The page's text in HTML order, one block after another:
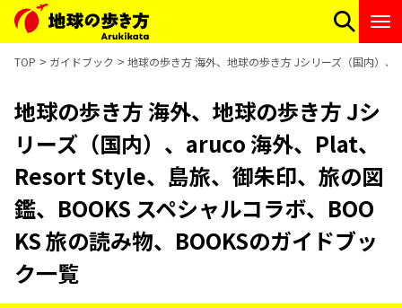
TOP ガイドブック 地球の歩き方 海外、地球の歩き方 Jシリーズ（国内）
地球の歩き方 海外、地球の歩き方 Jシ
リーズ（国内）、aruco 海外、Plat、
Resort Style、島旅、御朱印、旅の図
鑑、BOOKS スペシャルコラボ、BOO
KS 旅の読み物、BOOKSのガイドブッ
ク一覧